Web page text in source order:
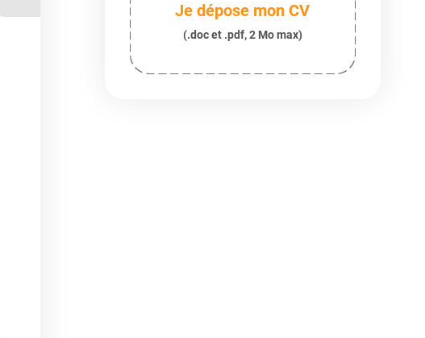
Je dépose mon CV
(.doc et .pdf, 2 Mo max)